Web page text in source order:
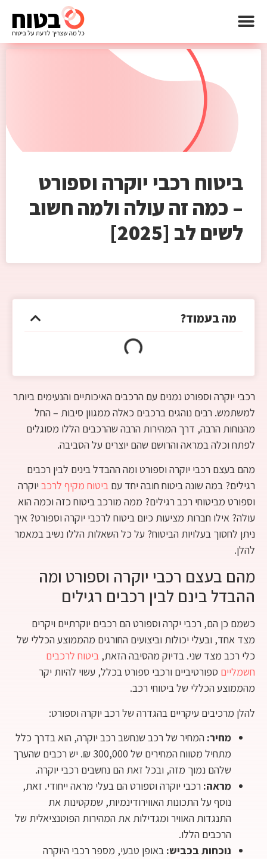
ביטוח רכבי יוקרה וספורט
– כמה זה עולה ולמה חשוב
לשים לב [2025]
מה בעמוד?
רכבי יוקרה וספורט נמנים עם הרכבים האיכותיים והנעימים ביותר
למשתמש. רבים נוהגים ברכבים כאלה ממגוון סיבות – החל
מהנוחות הרבה, דרך המהירות הרבה שהרכבים הללו מסוגלים
לפתח וכלה במראה והרושם שהם יוצרים על הסביבה.
מהם בעצם רכבי יוקרה וספורט ומה ההבדל בינים לבין רכבים
רגילים? במה שונה ביטוח חובה יחד עם ביטוח מקיף לרכב יוקרה
וספורט מביטוחי רכב רגילים? ממה מורכב ביטוח כזה וכמה הוא
עולה? אילו חברות מציעות כיום ביטוח לרכבי יוקרה וספורט? איך
ניתן לחסוך בעלויות הביטוח? על כל השאלות הללו נשיב במאמר
להלן.
מהם בעצם רכבי יוקרה וספורט ומה
ההבדל בינם לבין רכבים רגילים
כשמם כן הם, רכבי יקרה וספורט הם רכבים יוקרתיים ויקרים
מצד אחד, ובעלי יכולות וביצועים החורגים מהממוצע הכללי של
כלי רכב מצד שני. בדיוק מהסיבה הזאת, ביטוח לרכבים
חשמליים ספורטיביים ורכבי ספורט בכלל, עשוי להיות יקר
מהממוצע הכללי של ביטוחי רכב.
להלן מרכיבים עיקריים בהגדרה של רכב יוקרה וספורט:
מחיר: המחיר של רכב שנחשב רכב יוקרה, הוא בדרך כלל
מתחיל מטווח המחירים של 300,000 ₪. יש רכבים שהערך
שלהם נמוך מזה, ובכל זאת הם נחשבים רכבי יוקרה.
מראה: רכבי יוקרה וספורט הם בעלי מראה ייחודי. זאת,
נוסף על התכונות האווירודינמיות, שמקטינות את
התנגדות האוויר ומגדילות את המהירות הפוטנציאלית של
הרכבים הללו.
נוכחות בכביש: באופן טבעי, מספר רכבי היוקרה